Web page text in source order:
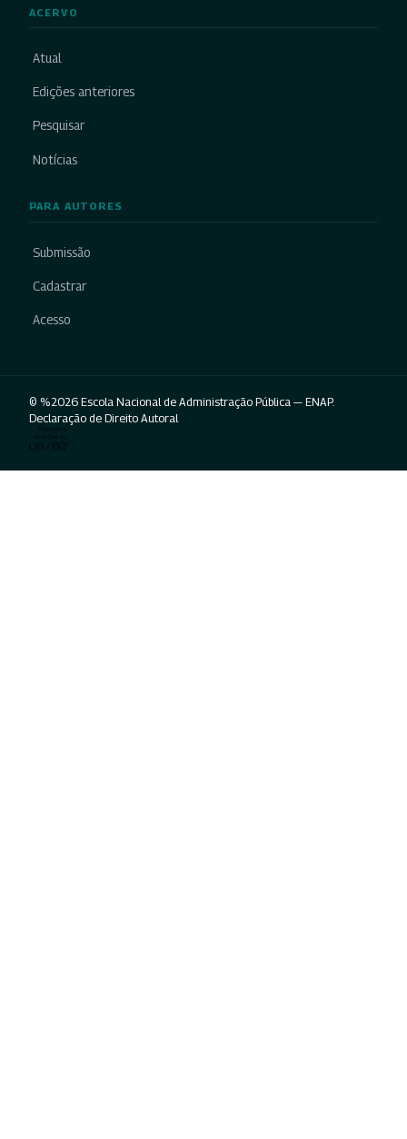
ACERVO
Atual
Edições anteriores
Pesquisar
Notícias
PARA AUTORES
Submissão
Cadastrar
Acesso
© %2026 Escola Nacional de Administração Pública — ENAP.
Declaração de Direito Autoral